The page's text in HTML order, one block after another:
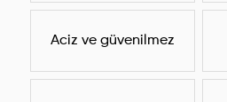
Aciz ve güvenilmez